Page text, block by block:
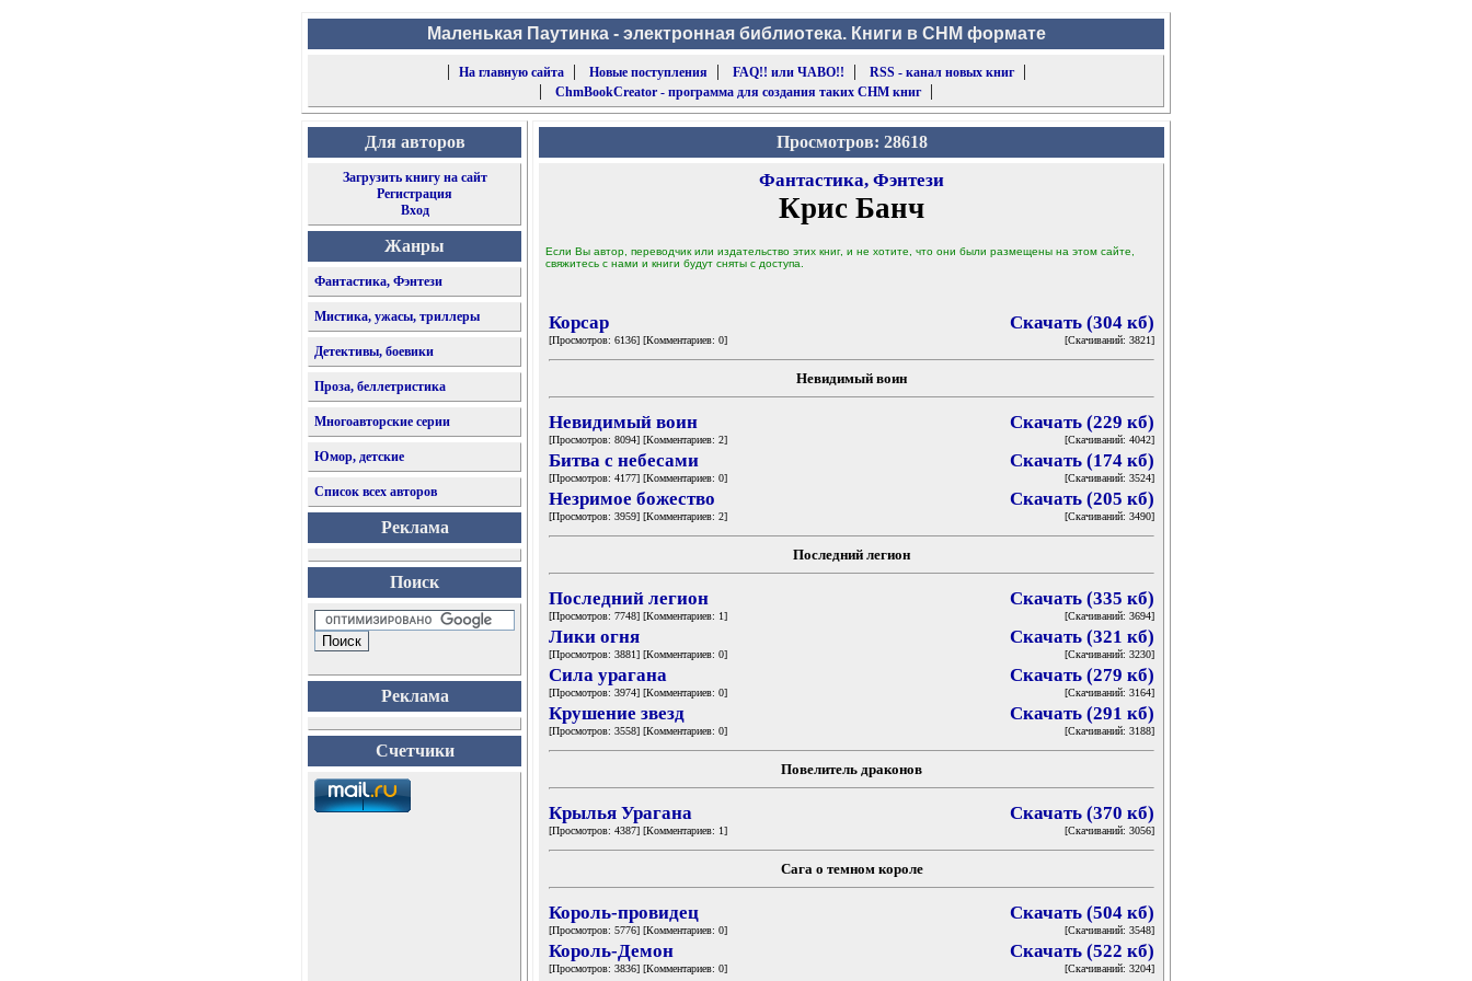
Маленькая Паутинка - электронная библиотека. Книги в CHM формате
|
На главную сайта| Новые поступления | FAQ!! или ЧАВО!! | RSS - канал новых книг|
|
ChmBookCreator - программа для создания таких CHM книг|
Для авторов
Загрузить книгу на сайт
Регистрация
Вход
Жанры
Фантастика, Фэнтези
Мистика, ужасы, триллеры
Детективы, боевики
Проза, беллетристика
Многоавторские серии
Юмор, детские
Список всех авторов
Реклама
Поиск
Реклама
Счетчики
Просмотров: 28618
Фантастика, Фэнтези
Крис Банч
Если Вы автор, переводчик или издательство этих книг, и не хотите, что они были размещены на этом сайте,
свяжитесь с нами и книги будут сняты с доступа.
Корсар
[Просмотров: 6136] [Комментариев: 0]
Скачать (304 кб)
[Скачиваний: 3821]
Невидимый воин
Невидимый воин
[Просмотров: 8094] [Комментариев: 2]
Скачать (229 кб)
[Скачиваний: 4042]
Битва с небесами
[Просмотров: 4177] [Комментариев: 0]
Скачать (174 кб)
[Скачиваний: 3524]
Незримое божество
[Просмотров: 3959] [Комментариев: 2]
Скачать (205 кб)
[Скачиваний: 3490]
Последний легион
Последний легион
[Просмотров: 7748] [Комментариев: 1]
Скачать (335 кб)
[Скачиваний: 3694]
Лики огня
[Просмотров: 3881] [Комментариев: 0]
Скачать (321 кб)
[Скачиваний: 3230]
Сила урагана
[Просмотров: 3974] [Комментариев: 0]
Скачать (279 кб)
[Скачиваний: 3164]
Крушение звезд
[Просмотров: 3558] [Комментариев: 0]
Скачать (291 кб)
[Скачиваний: 3188]
Повелитель драконов
Крылья Урагана
[Просмотров: 4387] [Комментариев: 1]
Скачать (370 кб)
[Скачиваний: 3056]
Сага о темном короле
Король-провидец
[Просмотров: 5776] [Комментариев: 0]
Скачать (504 кб)
[Скачиваний: 3548]
Король-Демон
[Просмотров: 3836] [Комментариев: 0]
Скачать (522 кб)
[Скачиваний: 3204]